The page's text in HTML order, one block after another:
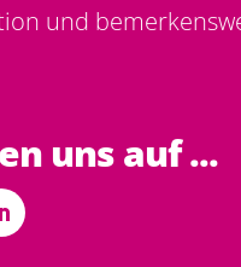
und
uns auf ...